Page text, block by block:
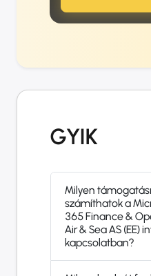
GYIK
Milyen
számíthatok a
365 Finance &
Air & Sea AS (EE)
kapcsolatban?